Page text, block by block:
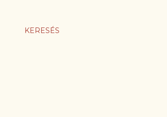
KERESÉS